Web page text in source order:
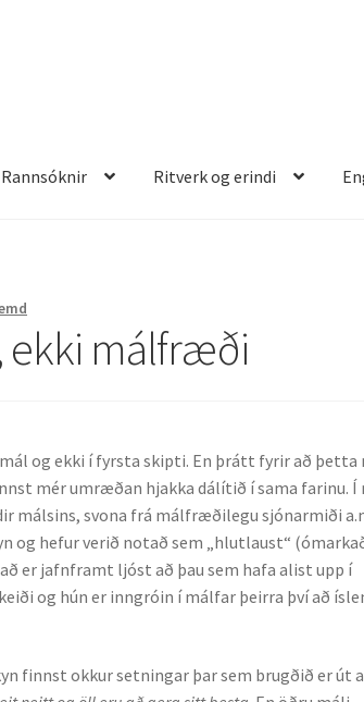
Rannsóknir Ritverk og erindi
ekki málfræði
og ekki í fyrsta skipti. En þrátt fyrir að þetta
mér umræðan hjakka dálítið í sama farinu. Í
málsins, svona frá málfræðilegu sjónarmiði
hefur verið notað sem „hlutlaust“
er jafnframt ljóst að þau sem hafa alist upp í
og hún er inngróin í málfar þeirra því að
finnst okkur setningar þar sem brugðið er út